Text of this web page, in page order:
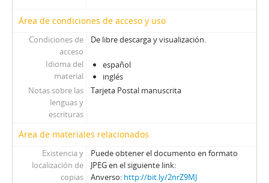
Área de condiciones de acceso y uso
Condiciones de
acceso
De libre descarga y visualización.
Idioma del
material
español
inglés
Notas sobre las
lenguas y
escrituras
Tarjeta Postal manuscrita
Área de materiales relacionados
Existencia y
localización de
copias
Puede obtener el documento en formato
JPEG en el siguiente link:
Anverso: http://bit.ly/2nrZ9MJ